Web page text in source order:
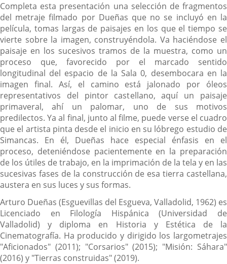
Completa esta presentación una selección de fragmentos
del metraje filmado por Dueñas que no se incluyó en la
película, tomas largas de paisajes en los que el tiempo se
vierte sobre la imagen, construyéndola. Va haciéndose el
paisaje en los sucesivos tramos de la muestra, como un
proceso que, favorecido por el marcado sentido
longitudinal del espacio de la Sala 0, desembocara en la
imagen final. Así, el camino está jalonado por óleos
representativos del pintor castellano, aquí un paisaje
primaveral, ahí un palomar, uno de sus motivos
predilectos. Ya al final, junto al filme, puede verse el cuadro
que el artista pinta desde el inicio en su lóbrego estudio de
Simancas. En él, Dueñas hace especial énfasis en el
proceso, deteniéndose pacientemente en la preparación
de los útiles de trabajo, en la imprimación de la tela y en las
sucesivas fases de la construcción de esa tierra castellana,
austera en sus luces y sus formas.
Arturo Dueñas (Esguevillas del Esgueva, Valladolid, 1962) es
Licenciado en Filología Hispánica (Universidad de
Valladolid) y diploma en Historia y Estética de la
Cinematografía. Ha producido y dirigido los largometrajes
"Aficionados" (2011); "Corsarios" (2015); "Misión: Sáhara"
(2016) y "Tierras construidas" (2019).